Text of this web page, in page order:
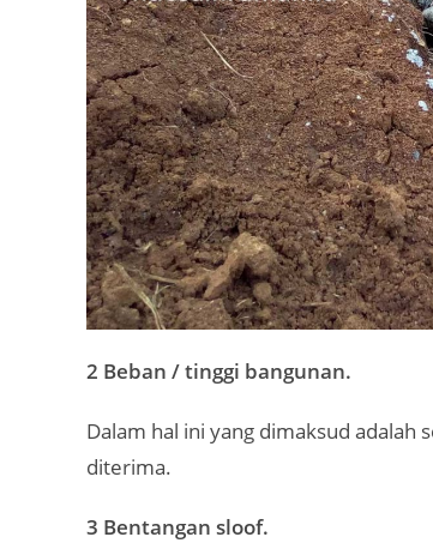
2 Beban / tinggi bangunan.
Dalam hal ini yang dimaksud adalah
diterima.
3 Bentangan sloof.